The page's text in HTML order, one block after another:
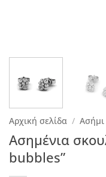
Αρχική σελίδα / Ασήμι
Ασημένια
bubbles”